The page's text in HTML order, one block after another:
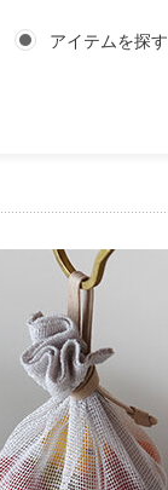
アイテムを探す